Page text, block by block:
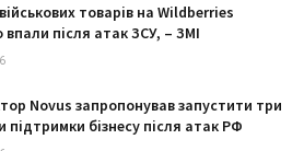
товарів на Wildberries
після атак ЗСУ, – ЗМІ
Novus запропонував запустити три
підтримки бізнесу після атак РФ